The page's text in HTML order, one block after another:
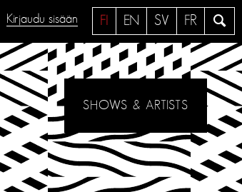
a
e
FI EN SV FR
Kirjaudu sisään
SHOWS & ARTISTS